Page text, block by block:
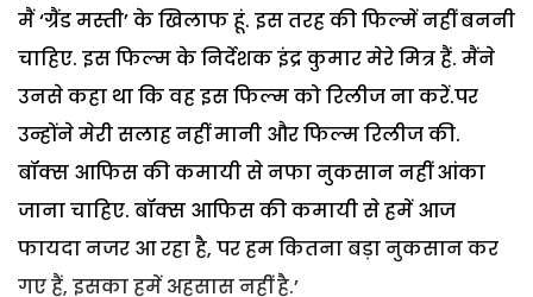
मैं ‘ग्रैंड मस्ती’ के खिलाफ हूं. इस तरह की फिल्में नहीं बननी
चाहिए. इस फिल्म के निर्देशक इंद्र कुमार मेरे मित्र हैं. मैंने
उनसे कहा था कि वह इस फिल्म को रिलीज ना करें.पर
उन्होंने मेरी सलाह नहीं मानी और फिल्म रिलीज की.
बॉक्स आफिस की कमायी से नफा नुकसान नहीं आंका
जाना चाहिए. बॉक्स आफिस की कमायी से हमें आज
फायदा नजर आ रहा है, पर हम कितना बड़ा नुकसान कर
गए हैं, इसका हमें अहसास नहीं है.’